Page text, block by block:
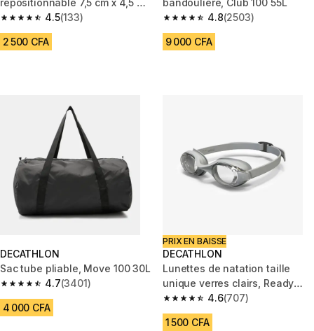
repositionnable 7,5 cm x 4,5 m
bleue
4.5
4.5 out of 5 stars from 133 reviews
(133)
2 500 CFA
bandoulière, Club 100 55L
4.8
4.8 out of 5 stars from 2503
(2503)
9 000 CFA
DECATHLON
Sac tube pliable, Move 100 30L
4.7
4.7 out of 5 stars from 3401 reviews
(3401)
4 000 CFA
PRIX EN BAISSE
DECATHLON
Lunettes de natation taille
unique verres clairs, Ready
gris
4.6
4.6 out of 5 stars from 707
(707)
1 500 CFA